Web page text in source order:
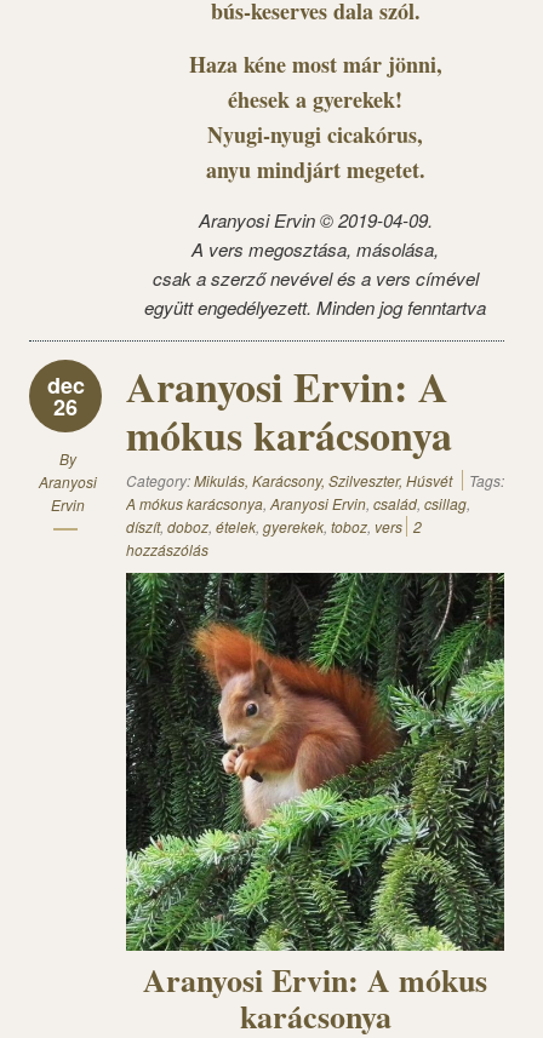
bús-keserves dala szól.
Haza kéne most már jönni,
éhesek a gyerekek!
Nyugi-nyugi cicakórus,
anyu mindjárt megetet.
Aranyosi Ervin ©2019-04-09.
A vers megosztása, másolása,
csak a szerző nevével és a vers címével
együtt engedélyezett. Minden jog fenntartva
dec
26
By
Aranyosi
Ervin
Aranyosi Ervin: A
mókus karácsonya
Category:Mikulás, Karácsony, Szilveszter, Húsvét
Tags:
A mókus karácsonya, Aranyosi Ervin, család, csillag,
díszít, doboz, ételek, gyerekek, toboz, vers 2
hozzászólás
Aranyosi Ervin: A mókus
karácsonya